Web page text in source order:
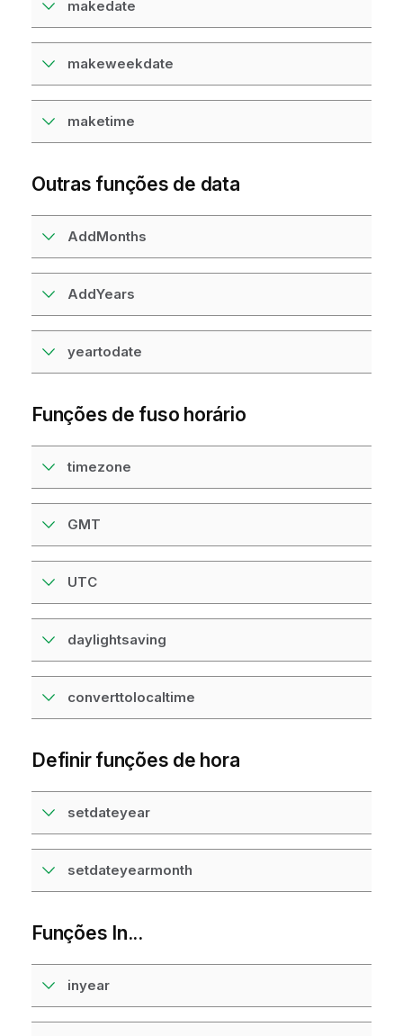
makedate
makeweekdate
maketime
Outras funções de data
AddMonths
AddYears
yeartodate
Funções de fuso horário
timezone
GMT
UTC
daylightsaving
converttolocaltime
Definir funções de hora
setdateyear
setdateyearmonth
Funções In...
inyear